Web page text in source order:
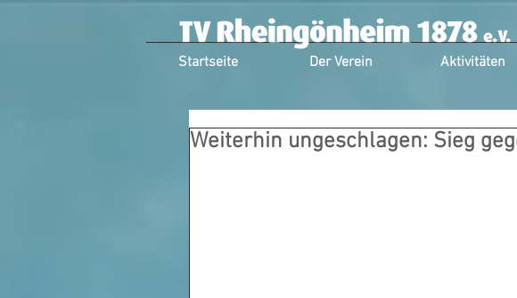
Startseite Der Verein Aktivitäten
Weiterhin ungeschlagen: Sieg